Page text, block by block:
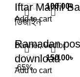
100.00৳
Add to cart
Iftar Mahfil
ডিজাইন
Banner,Vector
150.00৳
Add to cart
Ramadan
download
-65%